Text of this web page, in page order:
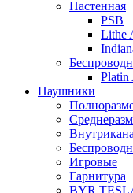
Настенная
PSB
Lithe
Platin
Наушники
Игровые
Гарнитура
BYR